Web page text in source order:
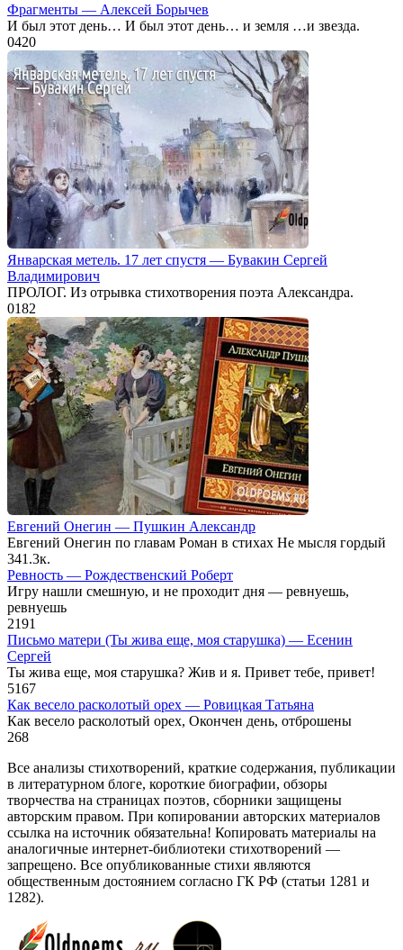
Фрагменты — Алексей Борычев
И был этот день… И был этот день… и земля …и звезда.
0420
Январская метель. 17 лет спустя — Бувакин Сергей
Владимирович
ПРОЛОГ. Из отрывка стихотворения поэта Александра.
0182
Евгений Онегин — Пушкин Александр
Евгений Онегин по главам Роман в стихах Не мысля гордый
341.3к.
Ревность — Рождественский Роберт
Игру нашли смешную, и не проходит дня — ревнуешь,
ревнуешь
2191
Письмо матери (Ты жива еще, моя старушка) — Есенин
Сергей
Ты жива еще, моя старушка? Жив и я. Привет тебе, привет!
5167
Как весело расколотый орех — Ровицкая Татьяна
Как весело расколотый орех, Окончен день, отброшены
268
Все анализы стихотворений, краткие содержания, публикации
в литературном блоге, короткие биографии, обзоры
творчества на страницах поэтов, сборники защищены
авторским правом. При копировании авторских материалов
ссылка на источник обязательна! Копировать материалы на
аналогичные интернет-библиотеки стихотворений —
запрещено. Все опубликованные стихи являются
общественным достоянием согласно ГК РФ (статьи 1281 и
1282).